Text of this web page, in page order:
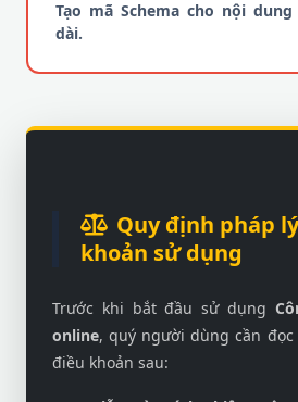
Tạo mã Schema cho nội
dài.
Quy định pháp
khoản sử dụng
Trước khi bắt đầu sử dụng
online, quý người dùng cần đọc
điều khoản sau: